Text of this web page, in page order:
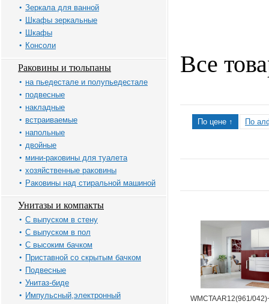
Зеркала для ванной
Шкафы зеркальные
Шкафы
Консоли
Раковины и тюльпаны
на пьедестале и полупьедестале
подвесные
накладные
встраиваемые
напольные
двойные
мини-раковины для туалета
хозяйственные раковины
Раковины над стиральной машиной
Унитазы и компакты
С выпуском в стену
С выпуском в пол
С высоким бачком
Приставной со скрытым бачком
Подвесные
Унитаз-биде
Импульсный,электронный
Все
По цене ↑ По
WMCTAAR12(961/